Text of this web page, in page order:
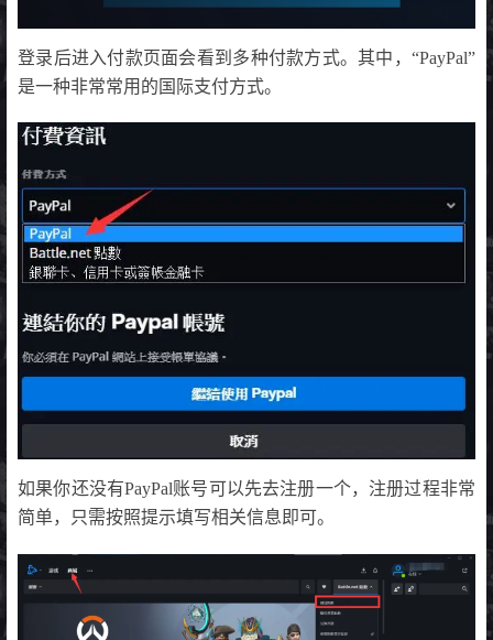
登录后进入付款页面会看到多种付款方式。其中，“PayPal”
是一种非常常用的国际支付方式。
如果你还没有PayPal账号可以先去注册一个，注册过程非常
简单，只需按照提示填写相关信息即可。